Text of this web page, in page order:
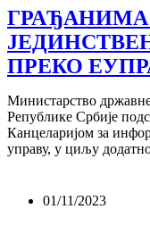
ПРЕКО
Министарство
Републике Србије
Канцеларијом за
управу, у циљу
01/11/2023